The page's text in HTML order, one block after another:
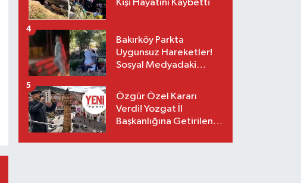
Kişi Hayatını Kaybetti
Bakırköy Parkta
Uygunsuz Hareketler!
Sosyal Medyadaki
Gözaltı
4
Özgür Özel Kararı
Verdi! Yozgat İl
Başkanlığına Getirilen
5